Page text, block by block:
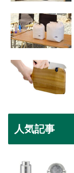
人気記事